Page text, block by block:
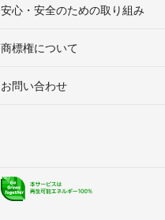
安心・安全のための取り組み
商標権について
お問い合わせ